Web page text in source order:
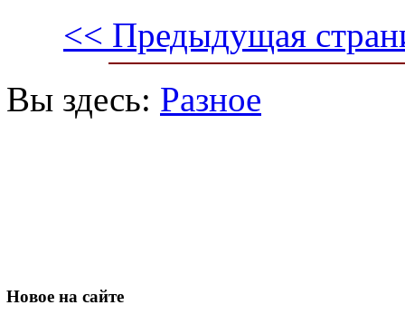
<< Предыдущая
Вы здесь: Разное
Новое на сайте